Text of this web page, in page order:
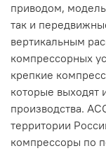
приводом,
так и
вертикальным
компрессорных
крепкие
которые выходят
производства.
территории
компрессоры по